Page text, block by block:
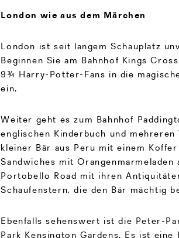
London wie aus dem Märchen
London ist seit langem Schauplatz
Beginnen Sie am Bahnhof Kings
9¾ Harry-Potter-Fans in die
ein.
Weiter geht es zum Bahnhof
englischen Kinderbuch und
kleiner Bär aus Peru mit einem
Sandwiches mit Orangenmarmeladen
Portobello Road mit ihren
Schaufenstern, die den Bär mächtig
Ebenfalls sehenswert ist die Peter-
Park Kensington Gardens. Es ist eine